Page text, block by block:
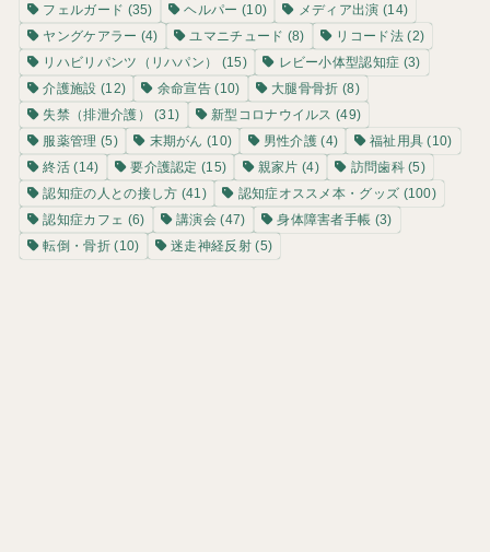
フェルガード (35) ヘルパー (10) メディア出演 (14)
ヤングケアラー (4) ユマニチュード (8) リコード法(2)
リハビリパンツ（リハパン）
(15) レビー小体型認知症 (3)
介護施設 (12) 余命宣告 (10) 大腿骨骨折 (8)
失禁（排泄介護）
(31) 新型コロナウイルス (49)
服薬管理 (5) 末期がん (10) 男性介護 (4) 福祉用具 (10)
終活 (14) 要介護認定 (15) 親家片 (4) 訪問歯科(5)
認知症の人との接し方 (41) 認知症オススメ本・グッズ (100)
認知症カフェ (6) 講演会 (47) 身体障害者手帳 (3)
転倒・骨折(10) 迷走神経反射(5)